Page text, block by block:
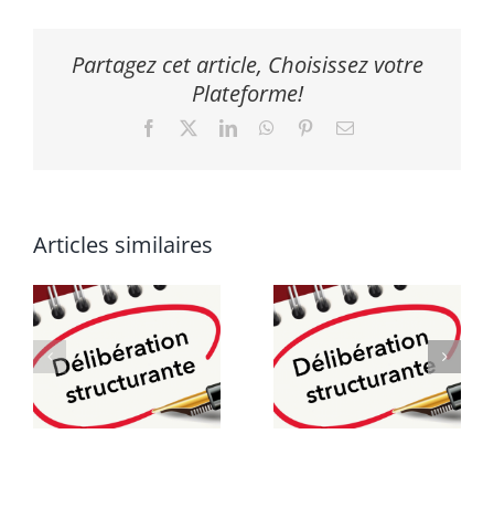
Partagez cet article, Choisissez votre
Plateforme!
Facebook LinkedInWhatsApp
PinterestEmail
Articles similaires